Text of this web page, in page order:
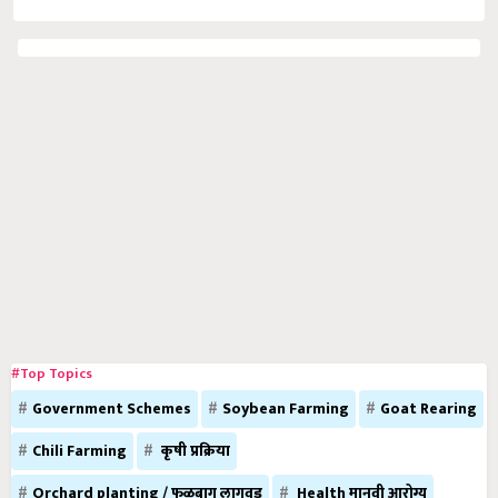
#Top Topics
Government Schemes Soybean Farming
Goat Rearing
Chili Farming
कृषी प्रक्रिया